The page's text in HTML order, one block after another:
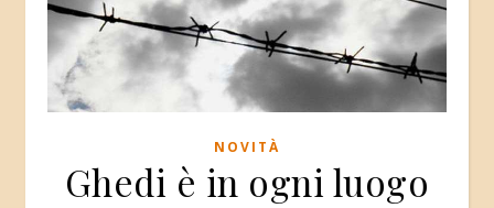
NOVITÀ
Ghedi è in ogni luogo